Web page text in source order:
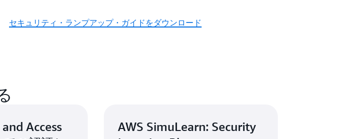
セキュリティ・ランプアップ・ガイドをダウンロード
Access
AWS SimuLearn: Security